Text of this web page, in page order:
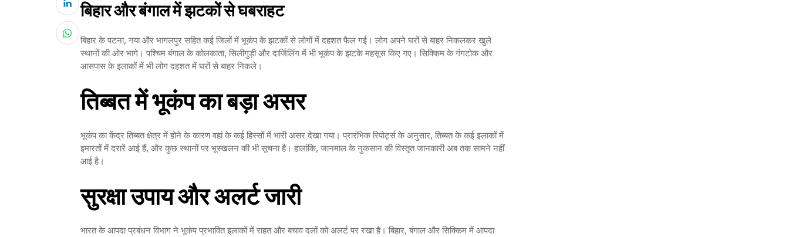
बिहार और बंगाल में झटकों से घबराहट
बिहार के पटना, गया और भागलपुर सहित कई जिलों में भूकंप के झटकों से लोगों में दहशत फैल गई। लोग अपने घरों से बाहर निकलकर खुले
स्थानों की ओर भागे। पश्चिम बंगाल के कोलकाता, सिलीगुड़ी और दार्जिलिंग में भी भूकंप के झटके महसूस किए गए। सिक्किम के गंगटोक और
आसपास के इलाकों में भी लोग दहशत में घरों से बाहर निकले।
तिब्बत में भूकंप का बड़ा असर
भूकंप का केंद्र तिब्बत क्षेत्र में होने के कारण वहां के कई हिस्सों में भारी असर देखा गया। प्रारंभिक रिपोर्ट्स के अनुसार, तिब्बत के कई इलाकों में
इमारतों में दरारें आई हैं, और कुछ स्थानों पर भूस्खलन की भी सूचना है। हालांकि, जानमाल के नुकसान की विस्तृत जानकारी अब तक सामने नहीं
आई है।
सुरक्षा उपाय और अलर्ट जारी
भारत के आपदा प्रबंधन विभाग ने भूकंप प्रभावित इलाकों में राहत और बचाव दलों को अलर्ट पर रखा है। बिहार, बंगाल और सिक्किम में आपदा